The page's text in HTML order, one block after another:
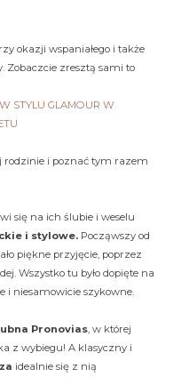
okazji wspaniałego i także
Zobaczcie zresztą sami to
STYLU GLAMOUR W
rodzinie i poznać tym razem
się na ich ślubie i weselu
i stylowe. Począwszy od
piękne przyjęcie, poprzez
Wszystko tu było dopięte na
i niesamowicie szykowne.
Pronovias , w której
z wybiegu! A klasyczny i
idealnie się z nią